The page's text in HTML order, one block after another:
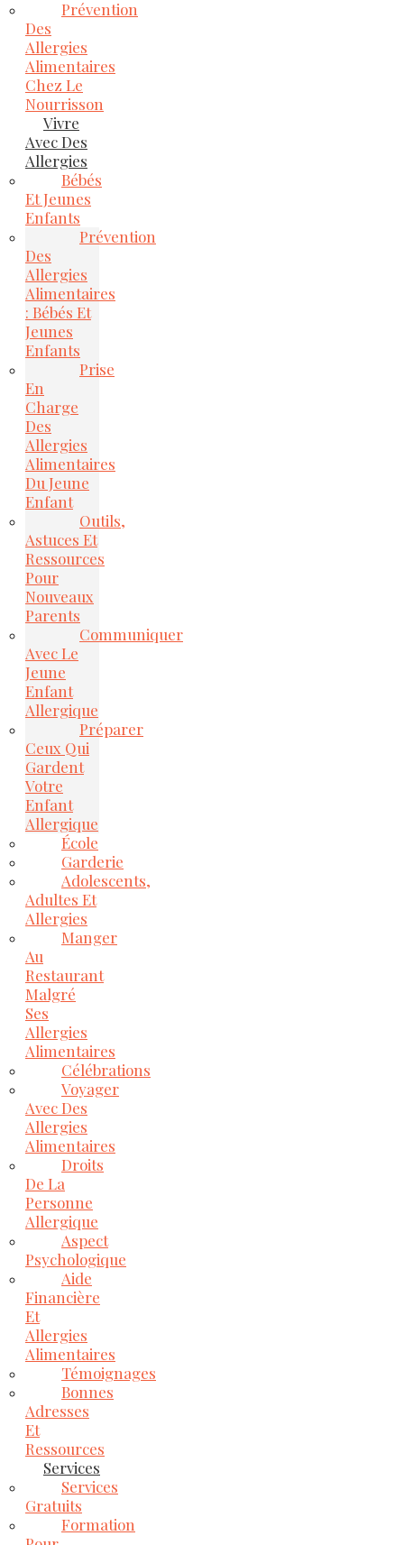
Prévention
Des
Allergies
Alimentaires
Chez Le
Nourrisson
Vivre
Avec Des
Allergies
Bébés
Et Jeunes
Enfants
Prévention
Des
Allergies
Alimentaires
: Bébés Et
Jeunes
Enfants
Prise
En
Charge
Des
Allergies
Alimentaires
Du Jeune
Enfant
Outils,
Astuces Et
Ressources
Pour
Nouveaux
Parents
Communiquer
Avec Le
Jeune
Enfant
Allergique
Préparer
Ceux Qui
Gardent
Votre
Enfant
Allergique
École
Garderie
Adolescents,
Adultes Et
Allergies
Manger
Au
Restaurant
Malgré
Ses
Allergies
Alimentaires
Célébrations
Voyager
Avec Des
Allergies
Alimentaires
Droits
De La
Personne
Allergique
Aspect
Psychologique
Aide
Financière
Et
Allergies
Alimentaires
Témoignages
Bonnes
Adresses
Et
Ressources
Services
Services
Gratuits
Formation